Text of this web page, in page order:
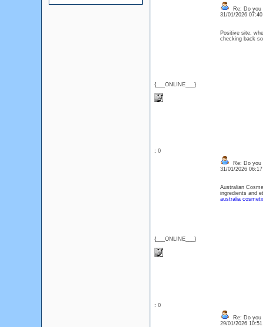
{___ONLINE___}
Re: Do you
31/01/2026
Positive site,
checking back
: 0
{___ONLINE___}
Re: Do you
31/01/2026
Australian
ingredients and
australia
: 0
Re: Do you
29/01/2026